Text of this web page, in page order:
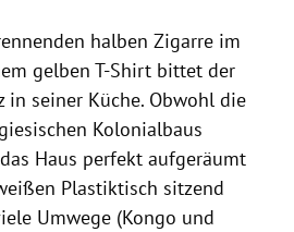
halben Zigarre im
gelben T-Shirt bittet der
in seiner Küche. Obwohl die
Kolonialbaus
Haus perfekt aufgeräumt
Plastiktisch sitzend
Umwege (Kongo und